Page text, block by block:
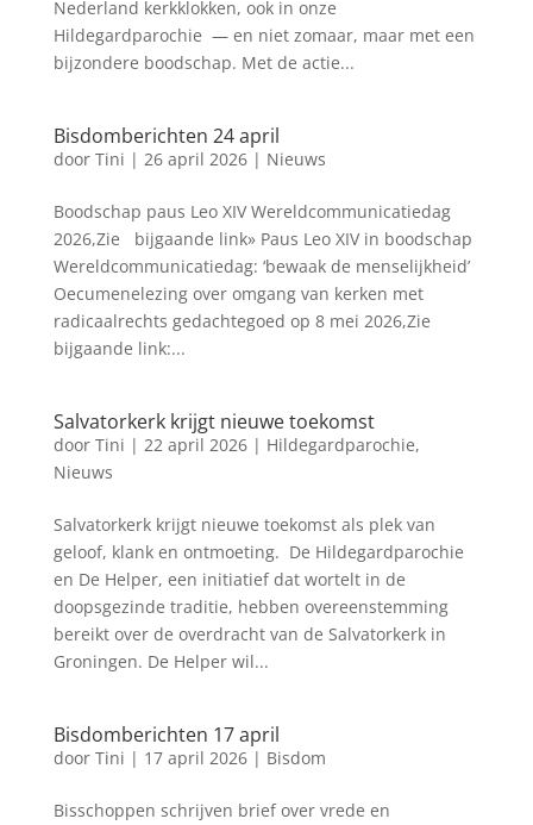
Nederland kerkklokken, ook in onze
Hildegardparochie — en niet zomaar, maar met een
bijzondere boodschap. Met de actie...
Bisdomberichten 24 april
door Tini | 26 april 2026| Nieuws
Boodschap paus Leo XIV Wereldcommunicatiedag
2026,Zie bijgaande link» Paus Leo XIV in boodschap
Wereldcommunicatiedag: ‘bewaak de menselijkheid’
Oecumenelezing over omgang van kerken met
radicaalrechts gedachtegoed op 8 mei 2026,Zie
bijgaande link:...
Salvatorkerk krijgt nieuwe toekomst
door Tini | 22 april 2026| Hildegardparochie,
Nieuws
Salvatorkerk krijgt nieuwe toekomst als plek van
geloof, klank en ontmoeting. De Hildegardparochie
en De Helper, een initiatief dat wortelt in de
doopsgezinde traditie, hebben overeenstemming
bereikt over de overdracht van de Salvatorkerk in
Groningen. De Helper wil...
Bisdomberichten 17 april
door Tini | 17 april 2026| Bisdom
Bisschoppen schrijven brief over vrede en